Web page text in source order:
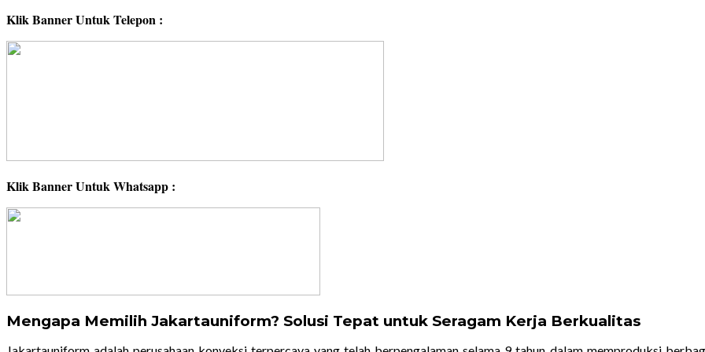
Klik Banner Untuk Telepon :
Klik Banner Untuk Whatsapp :
Mengapa Memilih Jakartauniform? Solusi Tepat untuk Seragam Kerja Berkualitas